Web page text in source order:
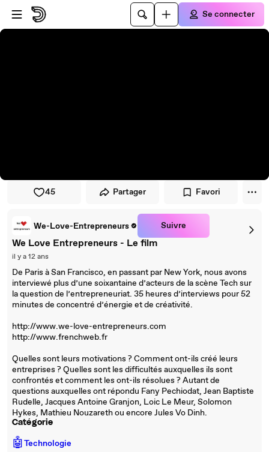
Passer au player
Passer au contenu principal
Se connecter
45 Partager Favori
We-Love-Entrepreneurs Suivre
We Love Entrepreneurs - Le film
il y a 12 ans
De Paris à San Francisco, en passant par New York, nous avons
interviewé plus d’une soixantaine d’acteurs de la scène Tech sur
la question de l’entrepreneuriat. 35 heures d’interviews pour 52
minutes de concentré d’énergie et de créativité.
http://www.we-love-entrepreneurs.com
http://www.frenchweb.fr
Quelles sont leurs motivations ? Comment ont-ils créé leurs
entreprises ? Quelles sont les difficultés auxquelles ils sont
confrontés et comment les ont-ils résolues ? Autant de
questions auxquelles ont répondu Fany Pechiodat, Jean Baptiste
Rudelle, Jacques Antoine Granjon, Loic Le Meur, Solomon
Hykes, Mathieu Nouzareth ou encore Jules Vo Dinh.
Catégorie
🤖Technologie